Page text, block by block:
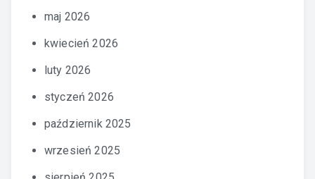
maj 2026
kwiecień 2026
luty 2026
styczeń 2026
październik 2025
wrzesień 2025